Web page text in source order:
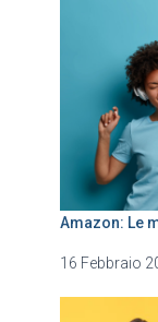
Amazon: Le
16 Febbraio